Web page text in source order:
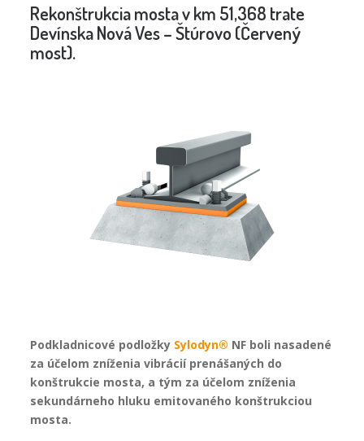
Rekonštrukcia mosta v km 51,368 trate
Devínska Nová Ves – Štúrovo (Červený
most).
Podkladnicové podložky Sylodyn® NF boli nasadené
za účelom zníženia vibrácií prenášaných do
konštrukcie mosta, a tým za účelom zníženia
sekundárneho hluku emitovaného konštrukciou
mosta.